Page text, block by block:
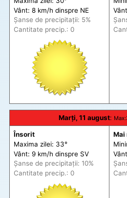
Vânt: 8 km/h dinspre NE
Șanse de precipitații: 5%
Cantitate precip.: 0
Marți, 11 august: Max
Însorit
Maxima zilei: 33°
Vânt: 9 km/h dinspre SV
Șanse de precipitații: 10%
Cantitate precip.: 0
Mai